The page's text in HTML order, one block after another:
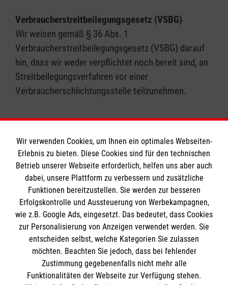
Verbraucherstreitbeilegungsgesetz (VSBG)
Wir weisen gemäß § 36 Abs. 1
Verbraucherstreitbeilegungsgesetz (VSBG) darauf
hin, dass wir weder verpflichtet noch bereit sind, an
Streitbeilegungsverfahren vor einer
Verbraucherschlichtungsstelle teilzunehmen.
Informationen
Impressum
Datenschutz
Barrierefreiheit
Kontakt
Die Malteser
Malteser in Deutschland
Malteserorden
Spendenkonto
Wir verwenden Cookies, um Ihnen ein optimales Webseiten-
Erlebnis zu bieten. Diese Cookies sind für den technischen
Betrieb unserer Webseite erforderlich, helfen uns aber auch
dabei, unsere Plattform zu verbessern und zusätzliche
Funktionen bereitzustellen. Sie werden zur besseren
Erfolgskontrolle und Aussteuerung von Werbekampagnen,
wie z.B. Google Ads, eingesetzt. Das bedeutet, dass Cookies
zur Personalisierung von Anzeigen verwendet werden. Sie
entscheiden selbst, welche Kategorien Sie zulassen
möchten. Beachten Sie jedoch, dass bei fehlender
Zustimmung gegebenenfalls nicht mehr alle
Funktionalitäten der Webseite zur Verfügung stehen.